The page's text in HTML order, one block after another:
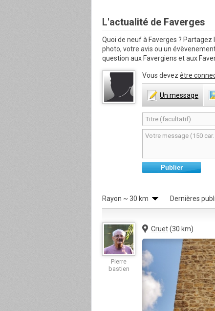
L'actualité de Faverges
Quoi de neuf à Faverges ? Partagez
photo, votre avis ou un
question aux Favergiens et aux
Vous devez être
Un message
Publier
Rayon ~ 30 km Dernières
Pierre
bastien
Cruet(30 km)